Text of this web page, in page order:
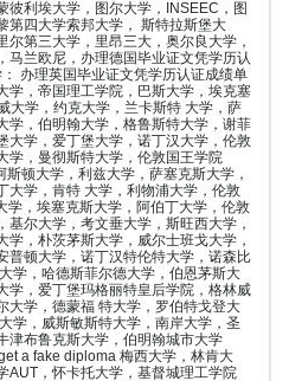
彼利埃大学，图尔大学，INSEEC，图
第四大学索邦大学， 斯特拉斯堡大
第三大学，里昂三大，奥尔良大学，
马兰欧尼，办理德国毕业证文凭学历认
办理英国毕业证文凭学历认证成绩单
学，帝国理工学院，巴斯大学，埃克塞
大学，约克大学，兰卡斯特 大学，萨
学，伯明翰大学，格鲁斯特大学，谢菲
大学，爱丁堡大学，诺丁汉大学，伦敦
学，曼彻斯特大学，伦敦国王学院
顿大学，利兹大学，萨塞克斯大学，
大学，肯特 大学，利物浦大学，伦敦
学，埃塞克斯大学，阿伯丁大学，伦敦
尔大学，考文垂大学，斯旺西大学，
，朴茨茅斯大学，威尔士班戈大学，
普顿大学，诺丁汉特伦特大学，诺森比
学，哈德斯菲尔德大学，伯恩茅斯大
学，爱丁堡玛格丽特皇后学院，格林威
大学，德蒙福 特大学，罗伯特戈登大
学，威斯敏斯特大学，南岸大学，圣
津布鲁克斯大学，伯明翰城市大学
a fake diploma 梅西大学，林肯大
AUT，怀卡托大学，基督城理工学院